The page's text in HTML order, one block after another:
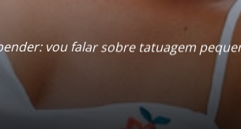
vou falar sobre tatuagem